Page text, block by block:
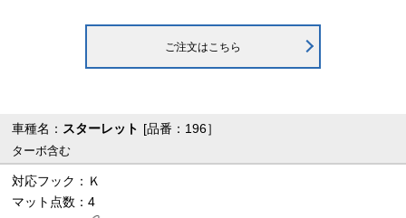
ご注文はこちら
車種名： スターレット [品番：196］
ターボ含む
対応フック：Ｋ
マット点数：4